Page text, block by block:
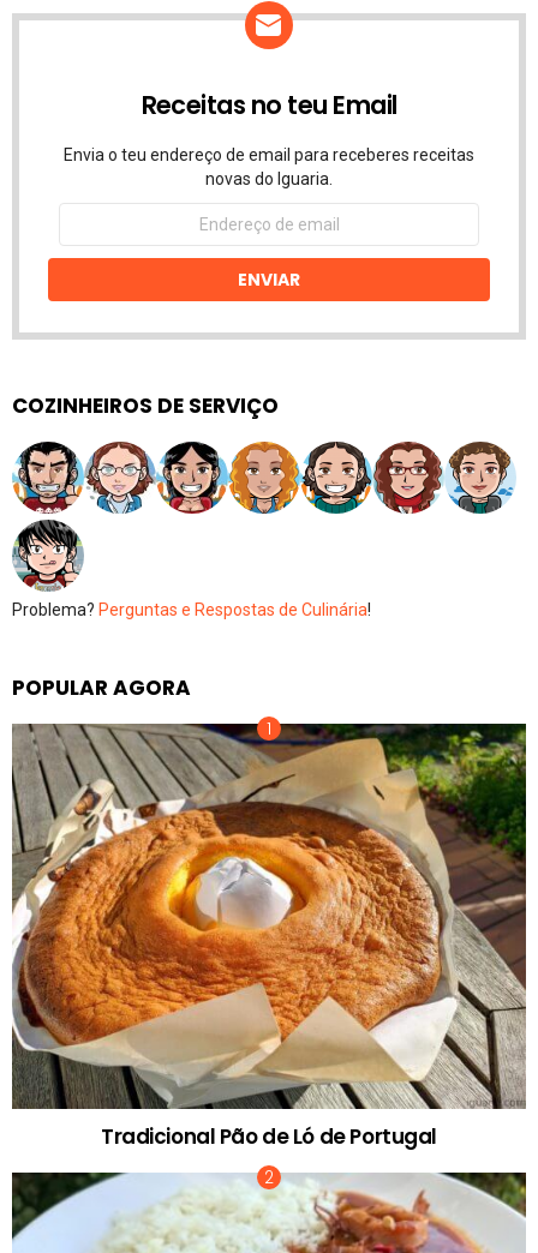
Receitas no teu Email
Envia o teu endereço de email para receberes receitas
novas do Iguaria.
Endereço
email
ENVIAR
COZINHEIROS DE SERVIÇO
Problema? Perguntas e Respostas de Culinária!
POPULAR AGORA
Tradicional Pão de Ló de Portugal